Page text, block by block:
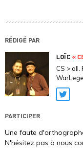
RÉDIGÉ PAR
LOÏC «
CS >
PARTICIPER
Une faute
N'hésitez pas à nous